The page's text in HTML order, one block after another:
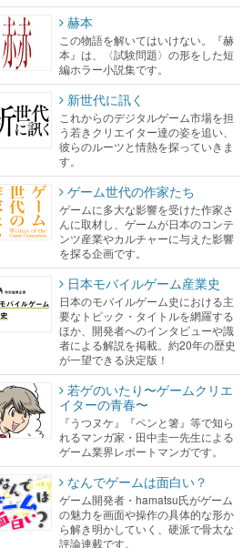
赫本
この物語を解いてはいけない。『赫
本』は、〈試験問題〉の形をした短
編ホラー小説集です。
新世代に訊く
これからのデジタルゲーム市場を担
う若きクリエイター達の姿を追い、
彼らのルーツと情熱を探っていきま
す。
ゲーム世代の作家たち
ゲームに多大な影響を受けた作家さ
んに取材し、ゲームが日本のコンテ
ンツ産業やカルチャーに与えた影響
を探る企画です。
日本モバイルゲーム産業史
日本のモバイルゲーム史における主
要なトピック・タイトルを網羅する
ほか、開発者へのインタビューや識
者による解説を掲載。約20年の歴史
が一望できる決定版！
若ゲのいたり〜ゲームクリエ
イターの青春〜
『うつヌケ』『ペンと箸』等で知ら
れるマンガ家・田中圭一先生による
ゲーム業界レポートマンガです。
なんでゲームは面白い？
ゲーム開発者・hamatsu氏がゲーム
の魅力を画面や操作の具体的な形か
ら解き明かしていく、硬派で骨太な
評論連載です。